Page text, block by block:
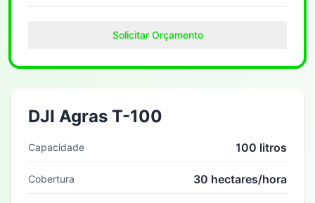
Solicitar Orçamento
DJI Agras T-100
Capacidade 100 litros
Cobertura 30 hectares/hora